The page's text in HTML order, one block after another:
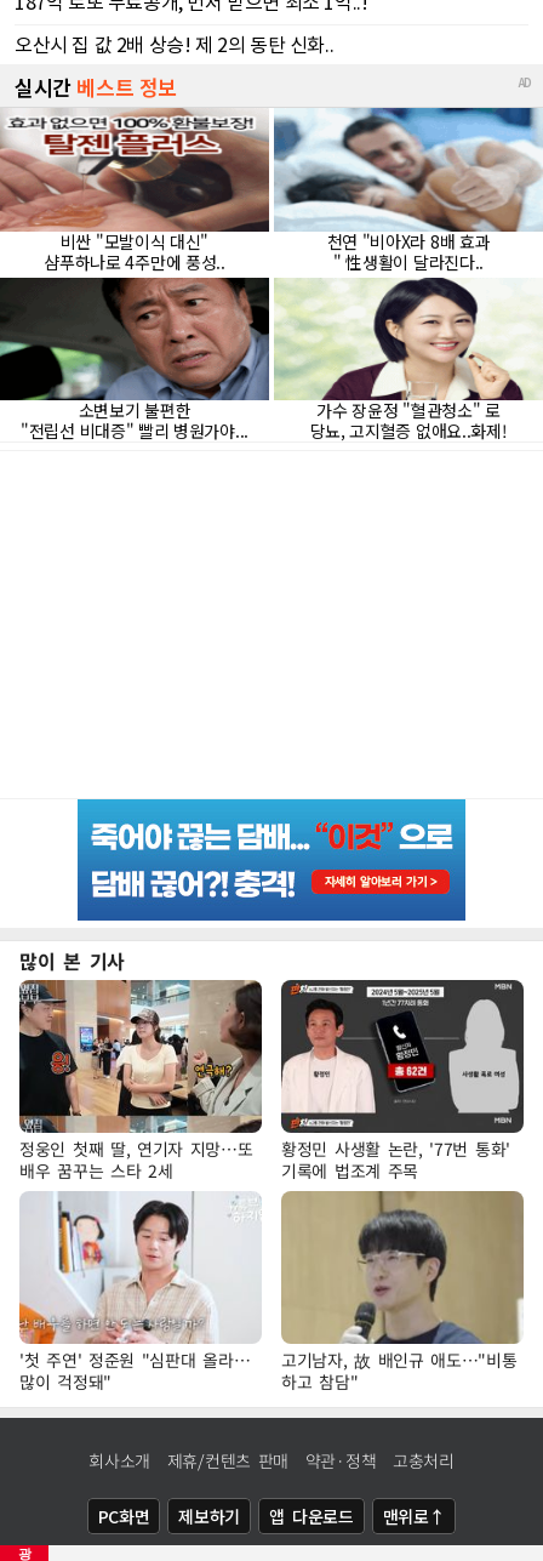
광
많이 본 기사
정웅인 첫째 딸, 연기자 지망…또
배우 꿈꾸는 스타 2세
황정민 사생활 논란, '77번 통화'
기록에 법조계 주목
'첫 주연' 정준원 "심판대 올라…
많이 걱정돼"
고기남자, 故 배인규 애도…"비통
하고 참담"
회사소개 제휴/컨텐츠 판매 약관·정책 고충처리
PC화면 제보하기 앱 다운로드 맨위로↑